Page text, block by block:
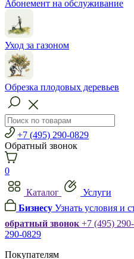
Абонемент на обслуживание
Уход за газоном
Обрезка плодовых деревьев
+7 (495) 290-0829
Обратный звонок
0
Каталог
Услуги
Бизнесу Узнать условия и
обратный звонок +7 (495)
290-0829
Покупателям